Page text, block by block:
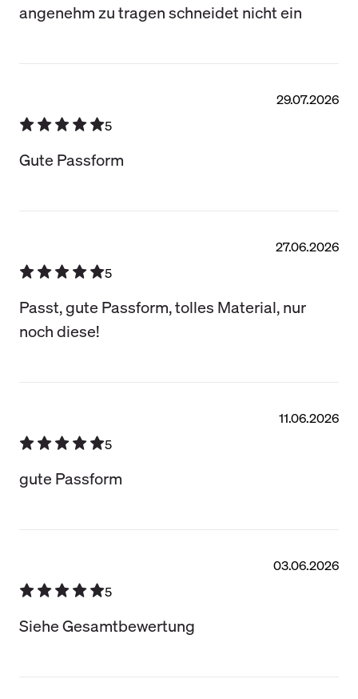
angenehm zu tragen schneidet nicht ein
29.07.2026
5
Gute Passform
27.06.2026
5
Passt, gute Passform, tolles Material, nur
noch diese!
11.06.2026
5
gute Passform
03.06.2026
5
Siehe Gesamtbewertung